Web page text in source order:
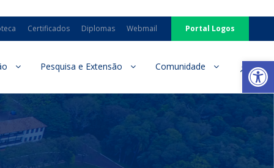
Certificados Diplomas Webmail Portal Logos
Pesquisa e Extensão Comunidade